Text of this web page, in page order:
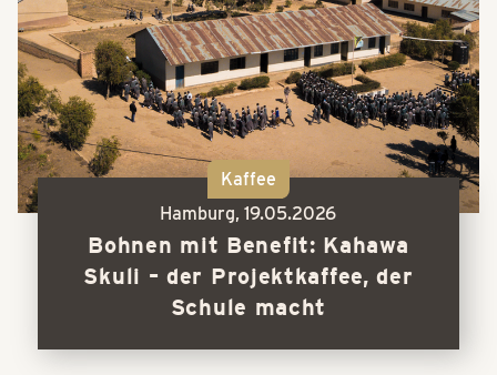
Kaffee
Hamburg,19.05.2026
Bohnen mit Benefit: Kahawa
Skuli – der Projektkaffee, der
Schule macht